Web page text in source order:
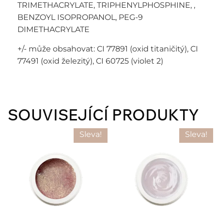
TRIMETHACRYLATE, TRIPHENYLPHOSPHINE, ,
BENZOYL ISOPROPANOL, PEG-9
DIMETHACRYLATE
+/- může obsahovat: CI 77891 (oxid titaničitý), CI
77491 (oxid železitý), CI 60725 (violet 2)
SOUVISEJÍCÍ PRODUKTY
Sleva! Sleva!